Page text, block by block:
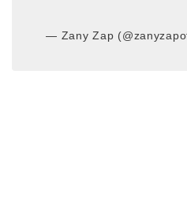
— Zany Zap